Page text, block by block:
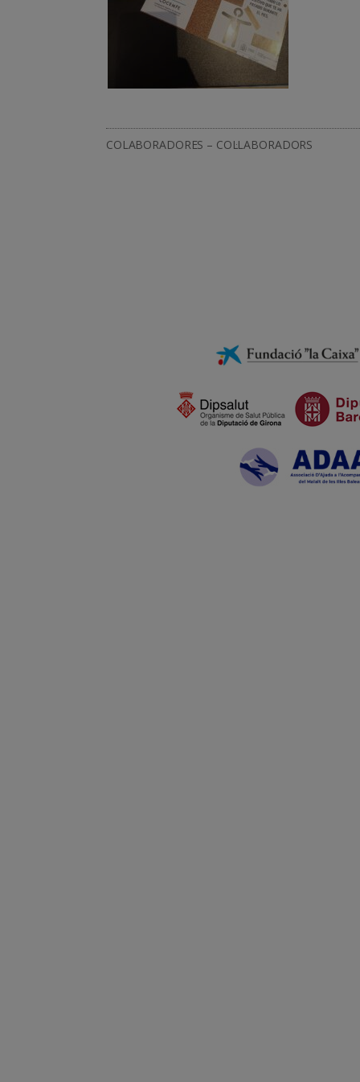
COLABORADORES – COL·LABORADORS